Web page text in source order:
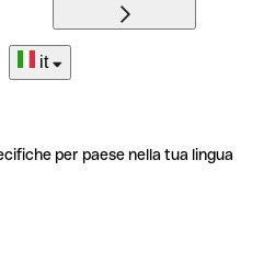
it
per paese nella tua lingua